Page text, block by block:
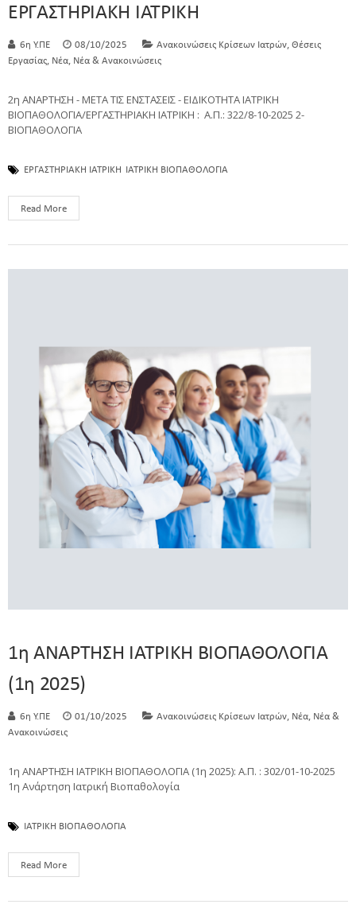
ΕΡΓΑΣΤΗΡΙΑΚΗ ΙΑΤΡΙΚΗ
6η Υ.ΠΕ 08/10/2025 Ανακοινώσεις Κρίσεων Ιατρών, Θέσεις
Εργασίας, Νέα, Νέα & Ανακοινώσεις
2η ΑΝΑΡΤΗΣΗ - ΜΕΤΑ ΤΙΣ ΕΝΣΤΑΣΕΙΣ - ΕΙΔΙΚΟΤΗΤΑ ΙΑΤΡΙΚΗ
ΒΙΟΠΑΘΟΛΟΓΙΑ/ΕΡΓΑΣΤΗΡΙΑΚΗ ΙΑΤΡΙΚΗ : Α.Π.: 322/8-10-2025 2-
ΒΙΟΠΑΘΟΛΟΓΙΑ
ΕΡΓΑΣΤΗΡΙΑΚΗ ΙΑΤΡΙΚΗ ΙΑΤΡΙΚΗ ΒΙΟΠΑΘΟΛΟΓΙΑ
Read More
1η ΑΝΑΡΤΗΣΗ ΙΑΤΡΙΚΗ ΒΙΟΠΑΘΟΛΟΓΙΑ
(1η 2025)
6η Υ.ΠΕ 01/10/2025 Ανακοινώσεις Κρίσεων Ιατρών, Νέα, Νέα &
Ανακοινώσεις
1η ΑΝΑΡΤΗΣΗ ΙΑΤΡΙΚΗ ΒΙΟΠΑΘΟΛΟΓΙΑ (1η 2025): Α.Π. : 302/01-10-2025
1η Ανάρτηση Ιατρική Βιοπαθολογία
ΙΑΤΡΙΚΗ ΒΙΟΠΑΘΟΛΟΓΙΑ
Read More